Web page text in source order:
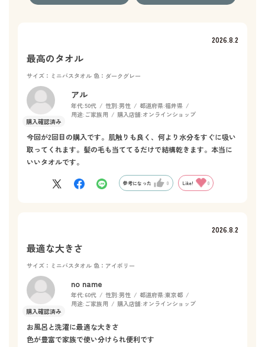
2026.8.2
最高のタオル
サイズ：ミニバスタオル 色：ダークグレー
アル
年代:50代 性別:男性 都道府県:福井県
用途: ご家族用 購入店舗:オンラインショップ
今回が2回目の購入です。肌触りも良く、何より水分をすぐに吸い
取ってくれます。髪の毛も当ててるだけで結構乾きます。本当に
いいタオルです。
参考になった 0 Like! 0
2026.8.2
最適な大きさ
サイズ：ミニバスタオル 色：アイボリー
no name
年代:60代 性別:男性 都道府県:東京都
用途: ご家族用 購入店舗:オンラインショップ
お風呂と洗濯に最適な大きさ
色が豊富で家族で使い分けられ便利です